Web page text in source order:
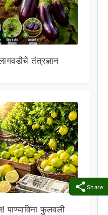
Share
तंत्रज्ञान
फुलवली